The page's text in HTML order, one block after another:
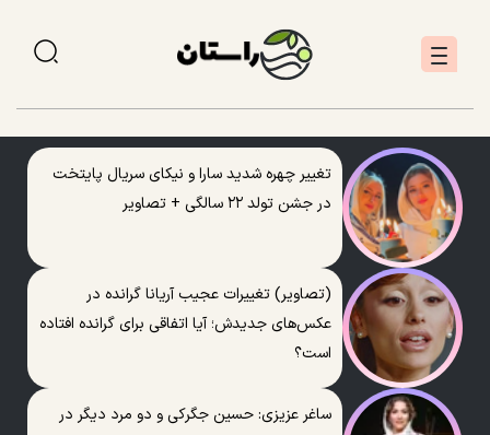
تغییر چهره شدید سارا و نیکای سریال پایتخت
در جشن تولد ۲۲ سالگی + تصاویر
(تصاویر) تغییرات عجیب آریانا گرانده در
عکس‌های جدیدش؛ آیا اتفاقی برای گرانده افتاده
است؟
ساغر عزیزی: حسین جگرکی و دو مرد دیگر در